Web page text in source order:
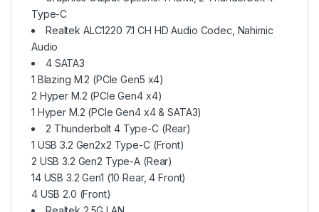
Type-C
Realtek ALC1220 7.1 CH HD Audio Codec, Nahimic
Audio
4 SATA3
1 Blazing M.2 (PCIe Gen5 x4)
2 Hyper M.2 (PCIe Gen4 x4)
1 Hyper M.2 (PCIe Gen4 x4 & SATA3)
2 Thunderbolt 4 Type-C (Rear)
1 USB 3.2 Gen2x2 Type-C (Front)
2 USB 3.2 Gen2 Type-A (Rear)
14 USB 3.2 Gen1 (10 Rear, 4 Front)
4 USB 2.0 (Front)